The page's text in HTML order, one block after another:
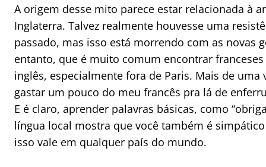
A origem desse mito parece estar relacionada à
Inglaterra. Talvez realmente houvesse uma
passado, mas isso está morrendo com as novas
entanto, que é muito comum encontrar
inglês, especialmente fora de Paris. Mais de
gastar um pouco do meu francês pra lá de
E é claro, aprender palavras básicas, como
língua local mostra que você também é
isso vale em qualquer país do mundo.